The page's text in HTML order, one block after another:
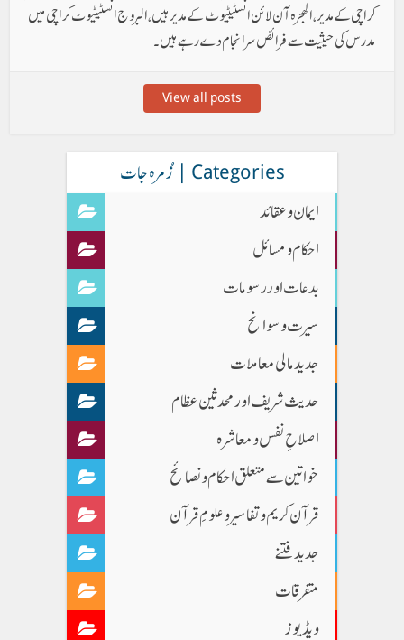
کراچی کے مدیر ، الھجرہ آن لائن انسٹیٹیوٹ کے مدیر ہیں ، البروج انسٹیٹیوٹ کراچی میں
مدرس کی حیثیت سے فرائض سرانجام دے رہے ہیں۔
View all posts
Categories | زُمرہ جات
ایمان وعقائد
احکام و مسائل
بدعات اور رسومات
سیرت و سوانح
جدید مالی معاملات
حدیث شریف اور محدثین عظام
اصلاحِ نفس و معاشرہ
خواتین سے متعلق احکام و نصائح
قرآن کریم و تفاسیر و علومِ قرآن
جدید فتنے
متفرقات
ویڈیوز